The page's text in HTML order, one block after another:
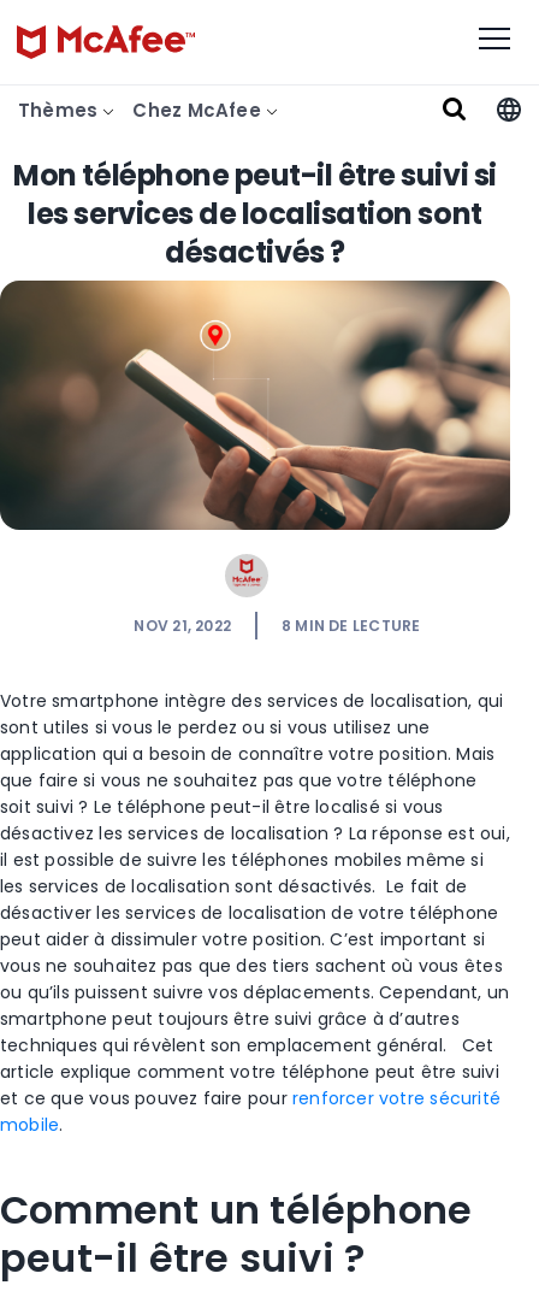
Thèmes Chez McAfee
Mon téléphone peut-il être suivi si
les services de localisation sont
désactivés ?
NOV 21, 2022 8 MIN DE LECTURE
Votre smartphone intègre desservices de localisation, qui
sont utiles si vous le perdez ou si vous utilisez une
application qui a besoin de connaître votre position. Mais
que faire si vous ne souhaitez pas que votre téléphone
soit suivi ? Le téléphone peut-il être localisé si vous
désactivez lesservices de localisation ? La réponse est oui,
il est possible de suivre les téléphones mobiles même si
les services de localisation sont désactivés. Le fait de
désactiver lesservices de localisation de votre téléphone
peut aider à dissimuler votre position. C’est important si
vous ne souhaitez pas que des tiers sachent où vous êtes
ou qu’ils puissent suivre vos déplacements. Cependant, un
smartphone peut toujours être suivi grâce à d’autres
techniques qui révèlent son emplacement général.
Cet
article explique comment votre téléphone peut être suivi
et ce que vous pouvez faire pour renforcer votre sécurité
mobile.
Comment un téléphone
peut-il être suivi ?